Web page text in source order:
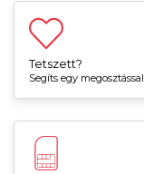
Tetszett?
Segíts egy